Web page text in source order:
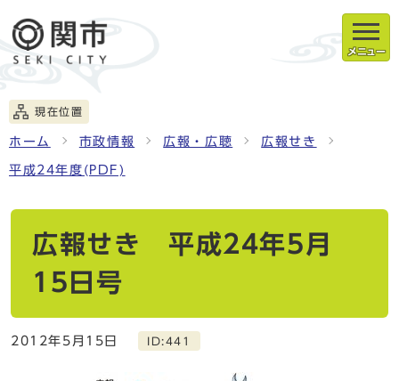
メニュー
現在位置
ホーム 市政情報 広報・広聴 広報せき
平成24年度(PDF)
広報せき 平成24年5月
15日号
2012年5月15日 ID:441